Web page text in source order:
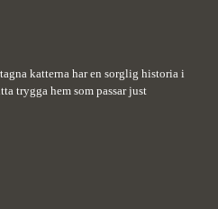
katterna har en sorglig historia i
trygga hem som passar just